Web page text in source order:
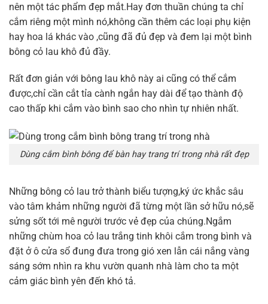
nên một tác phẩm đẹp mắt.Hay đơn thuần chúng ta chỉ
cắm riêng một mình nó,không cần thêm các loại phụ kiện
hay hoa lá khác vào ,cũng đã đủ đẹp và đem lại một bình
bông cỏ lau khô đủ đầy.
Rất đơn giản với bông lau khô này ai cũng có thể cắm
được,chỉ cần cắt tỉa cành ngắn hay dài để tạo thành độ
cao thấp khi cắm vào bình sao cho nhìn tự nhiên nhất.
Dùng cắm bình bông để bàn hay trang trí trong nhà rất đẹp
Những bông cỏ lau trở thành biểu tượng,ký ức khắc sâu
vào tâm khảm những người đã từng một lần sở hữu nó,sẽ
sửng sốt tới mê người trước vẻ đẹp của chúng.Ngắm
những chùm hoa cỏ lau trắng tinh khôi cắm trong bình và
đặt ở ô cửa sổ đung đưa trong gió xen lẫn cái nắng vàng
sáng sớm nhìn ra khu vườn quanh nhà làm cho ta một
cảm giác bình yên đến khó tả.